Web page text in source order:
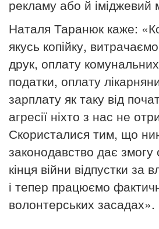
рекламу або й іміджевий
Наталя Таранюк каже:
якусь копійку,
друк, оплату
податки, оплату
зарплату як таку від
агресії ніхто з нас не
Скористалися тим, що
законодавство дає
кінця війни відпустки за
і тепер працюємо
волонтерських засадах».